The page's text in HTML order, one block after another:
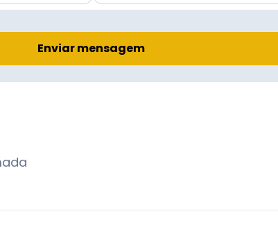
Enviar mensagem